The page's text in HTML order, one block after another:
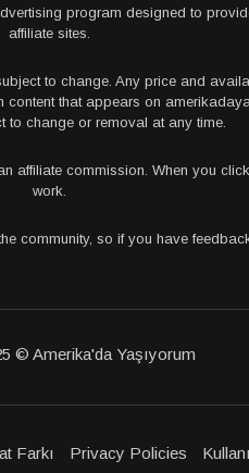
program designed to
affiliate sites.
to change. Any price and
that appears on
to change or removal at any time.
affiliate commission. When you
work.
community, so if you have
© Amerika'da Yaşıyorum
Farkı Privacy Policies